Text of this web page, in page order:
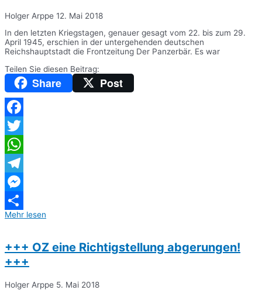
Holger Arppe 12. Mai 2018
In den letzten Kriegstagen, genauer gesagt vom 22. bis zum 29.
April 1945, erschien in der untergehenden deutschen
Reichshauptstadt die Frontzeitung Der Panzerbär. Es war
Teilen Sie diesen Beitrag:
Share Post
Facebook
Twitter
WhatsApp
Telegram
Messenger
Teilen
Mehr lesen
+++ OZ eine Richtigstellung abgerungen!
+++
Holger Arppe 5. Mai 2018